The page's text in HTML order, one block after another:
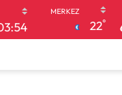
22°